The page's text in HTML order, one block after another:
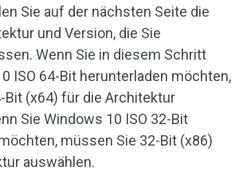
Sie auf der nächsten Seite die
und Version, die Sie
Wenn Sie in diesem Schritt
ISO 64-Bit herunterladen möchten,
Bit (x64) für die Architektur
Sie Windows 10 ISO 32-Bit
müssen Sie 32-Bit (x86)
auswählen.